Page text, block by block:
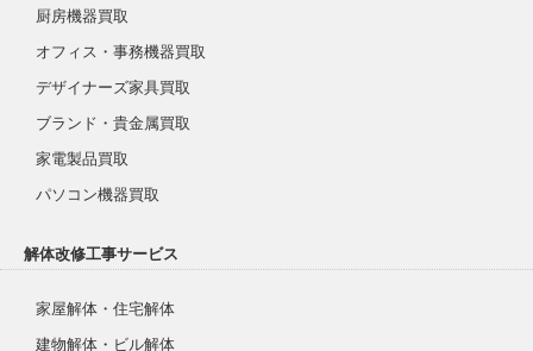
厨房機器買取
オフィス・事務機器買取
デザイナーズ家具買取
ブランド・貴金属買取
家電製品買取
パソコン機器買取
解体改修工事サービス
家屋解体・住宅解体
建物解体・ビル解体